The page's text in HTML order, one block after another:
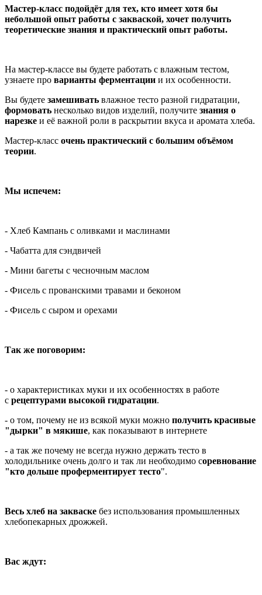
Мастер-класс подойдёт для тех, кто имеет хотя бы
небольшой опыт работы с закваской, хочет получить
теоретические знания и практический опыт работы.
На мастер-классе вы будете работать с влажным тестом,
узнаете про варианты ферментации и их особенности.
Вы будете замешивать влажное тесто разной гидратации,
формовать несколько видов изделий, получите знания о
нарезке и её важной роли в раскрытии вкуса и аромата хлеба.
Мастер-класс очень практический с большим объёмом
теории.
Мы испечем:
- Хлеб Кампань с оливками и маслинами
- Чабатта для сэндвичей
- Мини багеты с чесночным маслом
- Фисель с прованскими травами и беконом
- Фисель с сыром и орехами
Так же поговорим:
- о характеристиках муки и их особенностях в работе
с рецептурами высокой гидратации.
- о том, почему не из всякой муки можно получить красивые
"дырки" в мякише, как показывают в интернете
- а так же почему не всегда нужно держать тесто в
холодильнике очень долго и так ли необходимо соревнование
"кто дольше проферментирует тесто".
Весь хлеб на закваске без использования промышленных
хлебопекарных дрожжей.
Вас ждут: